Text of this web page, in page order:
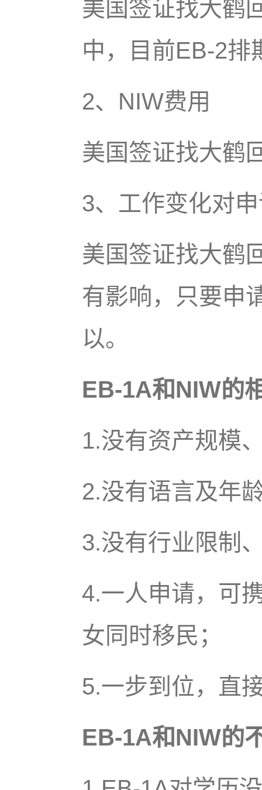
美国签证找大鹤
中，目前EB-2排
2、NIW费用
美国签证找大鹤
3、工作变化对
美国签证找大鹤
有影响，只要申
以。
EB-1A和NIW的
1.没有资产规模
2.没有语言及年
3.没有行业限制
4.一人申请，可
女同时移民；
5.一步到位，直
EB-1A和NIW的